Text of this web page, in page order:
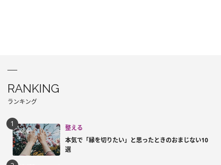
RANKING
ランキング
整える
本気で「縁を切りたい」と思ったときのおまじない10
選